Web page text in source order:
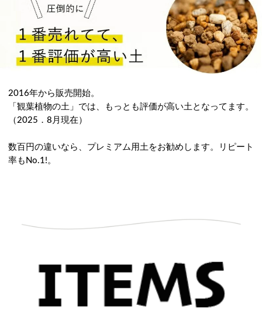
2016年から販売開始。
「観葉植物の土」では、もっとも評価が高い土となってます。
（2025．8月現在）
数百円の違いなら、プレミアム用土をお勧めします。リピート
率もNo.1!。